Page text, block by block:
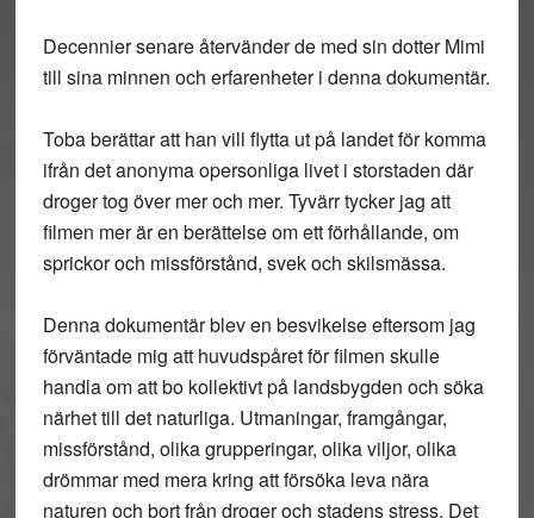
Decennier senare återvänder de med sin dotter Mimi
till sina minnen och erfarenheter i denna dokumentär.
Toba berättar att han vill flytta ut på landet för komma
ifrån det anonyma opersonliga livet i storstaden där
droger tog över mer och mer. Tyvärr tycker jag att
filmen mer är en berättelse om ett förhållande, om
sprickor och missförstånd, svek och skilsmässa.
Denna dokumentär blev en besvikelse eftersom jag
förväntade mig att huvudspåret för filmen skulle
handla om att bo kollektivt på landsbygden och söka
närhet till det naturliga. Utmaningar, framgångar,
missförstånd, olika grupperingar, olika viljor, olika
drömmar med mera kring att försöka leva nära
naturen och bort från droger och stadens stress. Det